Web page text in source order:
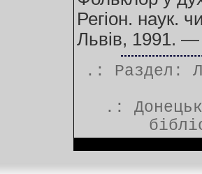
Регіон. наук.
Львів, 1991. —
.: Раздел:
.: